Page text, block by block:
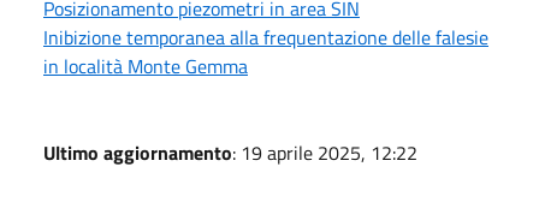
Posizionamento piezometri in area SIN
Inibizione temporanea alla frequentazione delle falesie
in località Monte Gemma
Ultimo aggiornamento: 19 aprile 2025, 12:22